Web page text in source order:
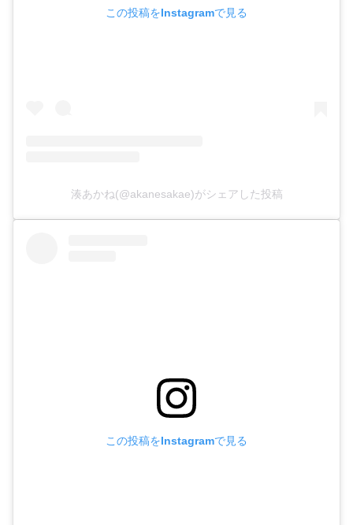
この投稿をInstagramで見る
湊あかね(@akanesakae)がシェアした投稿
この投稿をInstagramで見る